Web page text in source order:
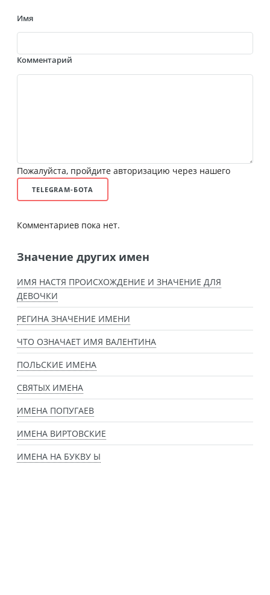
Имя
Комментарий
Пожалуйста, пройдите авторизацию через нашего
TELEGRAM-БОТА
Комментариев пока нет.
Значение других имен
ИМЯ НАСТЯ ПРОИСХОЖДЕНИЕ И ЗНАЧЕНИЕ ДЛЯ
ДЕВОЧКИ
РЕГИНА ЗНАЧЕНИЕ ИМЕНИ
ЧТО ОЗНАЧАЕТ ИМЯ ВАЛЕНТИНА
ПОЛЬСКИЕ ИМЕНА
СВЯТЫХ ИМЕНА
ИМЕНА ПОПУГАЕВ
ИМЕНА ВИРТОВСКИЕ
ИМЕНА НА БУКВУ Ы